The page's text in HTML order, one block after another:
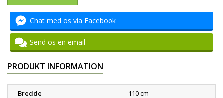
Chat med os via Facebook
Send os en email
PRODUKT INFORMATION
Bredde
110 cm